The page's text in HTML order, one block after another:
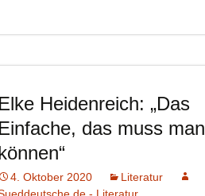
Elke Heidenreich: „Das
Einfache, das muss man
4. Oktober 2020
Literatur